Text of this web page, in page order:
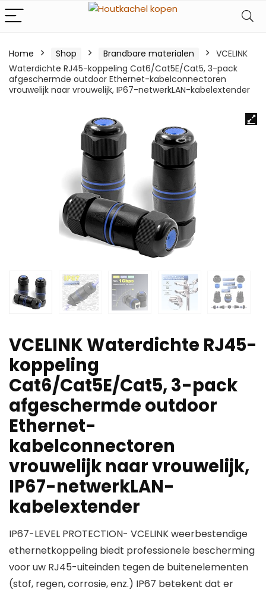
Home Shop Brandbare materialen
VCELINK
Waterdichte RJ45-koppeling Cat6/Cat5E/Cat5, 3-pack
afgeschermde outdoor Ethernet-kabelconnectoren
vrouwelijk naar vrouwelijk, IP67-netwerkLAN-kabelextender
VCELINK Waterdichte RJ45-
koppeling
Cat6/Cat5E/Cat5, 3-pack
afgeschermde outdoor
Ethernet-
kabelconnectoren
vrouwelijk naar vrouwelijk,
IP67-netwerkLAN-
kabelextender
IP67-LEVEL PROTECTION- VCELINK weerbestendige
ethernetkoppeling biedt professionele bescherming
voor uw RJ45-uiteinden tegen de buitenelementen
(stof, regen, corrosie, enz.) IP67 betekent dat er